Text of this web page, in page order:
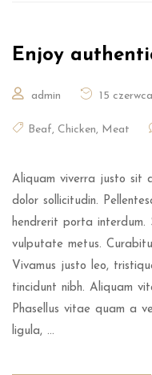
Enjoy
admin 15
Beaf, Chicken, Meat
Aliquam viverra justo sit
dolor sollicitudin.
hendrerit porta interdum.
vulputate metus.
Vivamus justo leo,
tincidunt nibh. Aliquam
Phasellus vitae quam a
ligula, …